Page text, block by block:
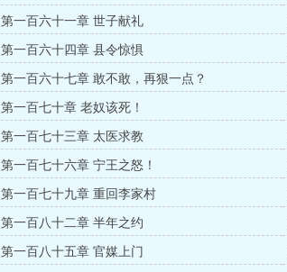
第一百六十一章 世子献礼
第一百六十四章 县令惊惧
第一百六十七章 敢不敢，再狠一点？
第一百七十章 老奴该死！
第一百七十三章 太医求教
第一百七十六章 宁王之怒！
第一百七十九章 重回李家村
第一百八十二章 半年之约
第一百八十五章 官媒上门